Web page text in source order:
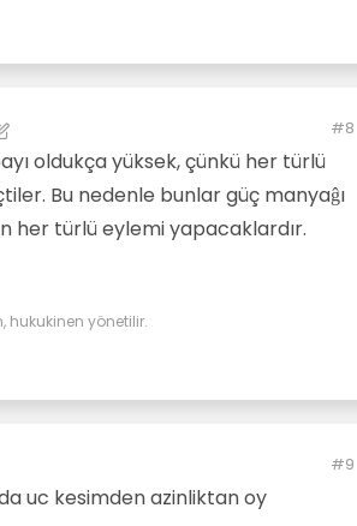
17:42
#8
oldukça yüksek, çünkü her türlü
Bu nedenle bunlar güç manyaĝı
her türlü eylemi yapacaklardır.
hukukinen yönetilir.
#9
uc kesimden azinliktan oy